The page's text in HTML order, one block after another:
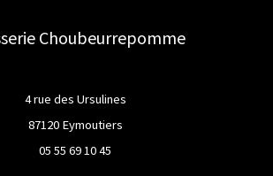
Choubeurrepomme
4 rue des Ursulines
87120 Eymoutiers
05 55 69 10 45